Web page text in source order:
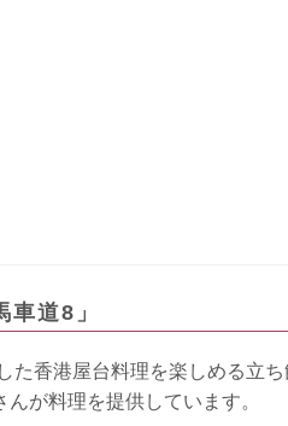
道8」
香港屋台料理を楽しめる立
が料理を提供しています。